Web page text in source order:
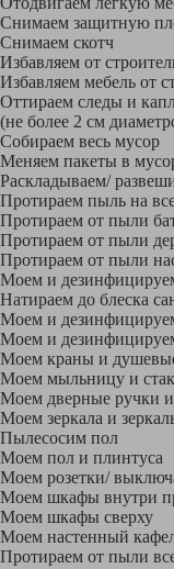
Снимаем защитную
Снимаем скотч
Избавляем от
Избавляем мебель от
Оттираем следы и
(не более 2 см
Собираем весь мусор
Меняем пакеты в
Раскладываем/
Протираем пыль на
Протираем от пыли
Протираем от пыли
Протираем от пыли
Моем и
Натираем до блеска
Моем и
Моем и
Моем краны и
Моем мыльницу и
Моем дверные ручки и
Моем зеркала и
Пылесосим пол
Моем пол и плинтуса
Моем розетки/
Моем шкафы внутри
Моем шкафы сверху
Моем настенный
Протираем от пыли